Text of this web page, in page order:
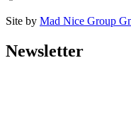
Site by Mad Nice Group
Newsletter